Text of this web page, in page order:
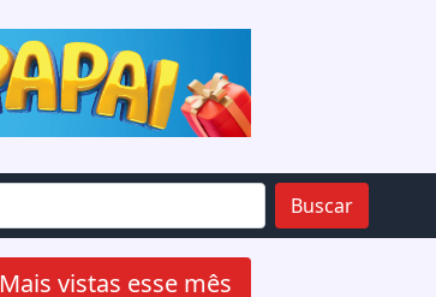
Buscar
Mais vistas esse mês